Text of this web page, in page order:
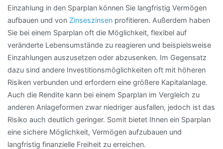
Einzahlung in den Sparplan können Sie langfristig Vermögen
aufbauen und von Zinseszinsen profitieren. Außerdem haben
Sie bei einem Sparplan oft die Möglichkeit, flexibel auf
veränderte Lebensumstände zu reagieren und beispielsweise
Einzahlungen auszusetzen oder abzusenken. Im Gegensatz
dazu sind andere Investitionsmöglichkeiten oft mit höheren
Risiken verbunden und erfordern eine größere Kapitalanlage.
Auch die Rendite kann bei einem Sparplan im Vergleich zu
anderen Anlageformen zwar niedriger ausfallen, jedoch ist das
Risiko auch deutlich geringer. Somit bietet Ihnen ein Sparplan
eine sichere Möglichkeit, Vermögen aufzubauen und
langfristig finanzielle Freiheit zu erreichen.